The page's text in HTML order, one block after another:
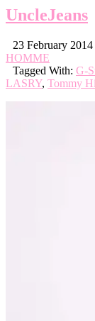
UncleJeans
23 February 2014
HOMME
Tagged With: G-
LASRY, Tommy